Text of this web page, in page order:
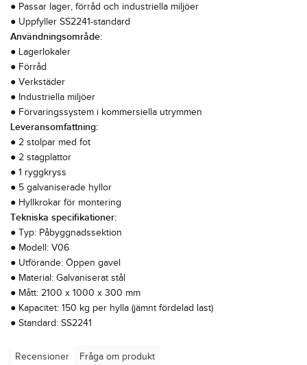
● Passar lager, förråd och industriella miljöer
● Uppfyller SS2241-standard
Användningsområde:
● Lagerlokaler
● Förråd
● Verkstäder
● Industriella miljöer
● Förvaringssystem i kommersiella utrymmen
Leveransomfattning:
● 2 stolpar med fot
● 2 stagplattor
● 1 ryggkryss
● 5 galvaniserade hyllor
● Hyllkrokar för montering
Tekniska specifikationer:
● Typ: Påbyggnadssektion
● Modell: V06
● Utförande: Öppen gavel
● Material: Galvaniserat stål
● Mått: 2100 x 1000 x 300 mm
● Kapacitet: 150 kg per hylla (jämnt fördelad last)
● Standard: SS2241
Recensioner Fråga om produkt